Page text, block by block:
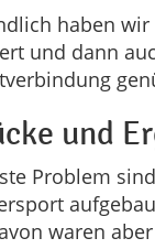
haben
und dann
und
Problem
waren